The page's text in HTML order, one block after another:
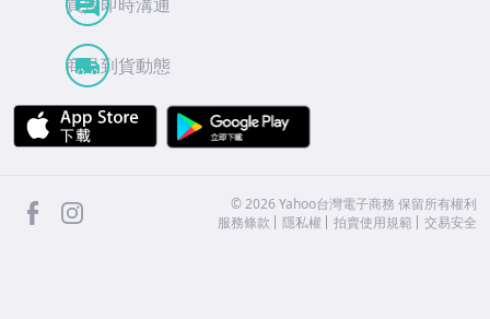
買賣即時溝通
商品到貨動態
APP Store
facebook ©2026 Yahoo台灣電子商務 保留所有權利
服務條款
隱私權 拍賣使用規範 交易安全